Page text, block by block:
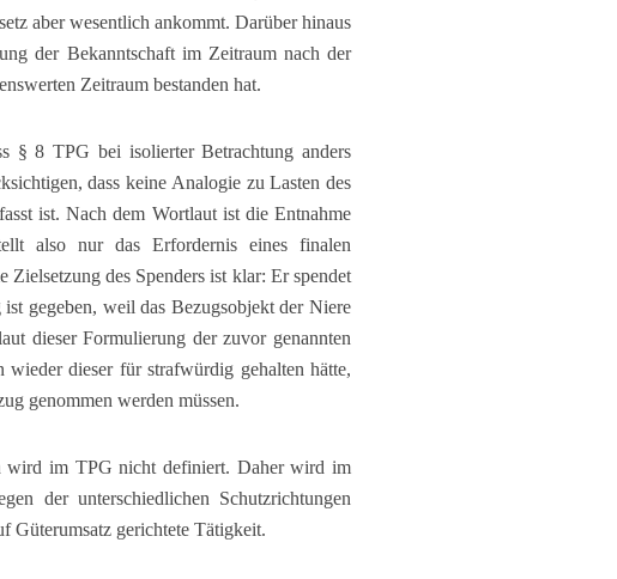
aber wesentlich ankommt. Darüber hinaus
der Bekanntschaft im Zeitraum nach der
Zeitraum bestanden hat.
§ 8 TPG bei isolierter Betrachtung anders
dass keine Analogie zu Lasten des
ist. Nach dem Wortlaut ist die Entnahme
also nur das Erfordernis eines finalen
des Spenders ist klar: Er spendet
gegeben, weil das Bezugsobjekt der Niere
dieser Formulierung der zuvor genannten
dieser für strafwürdig gehalten hätte,
genommen werden müssen.
wird im TPG nicht definiert. Daher wird im
der unterschiedlichen Schutzrichtungen
Güterumsatz gerichtete Tätigkeit.